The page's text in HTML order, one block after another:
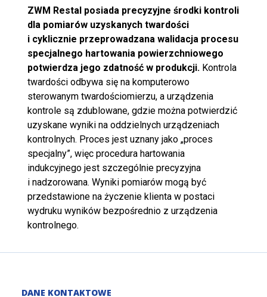
ZWM Restal posiada precyzyjne środki kontroli
dla pomiarów uzyskanych twardości
i cyklicznie przeprowadzana walidacja procesu
specjalnego hartowania powierzchniowego
potwierdza jego zdatność w produkcji.Kontrola
twardości odbywa się na komputerowo
sterowanym twardościomierzu, a urządzenia
kontrole są zdublowane, gdzie można potwierdzić
uzyskane wyniki na oddzielnych urządzeniach
kontrolnych. Proces jest uznany jako „proces
specjalny”, więc procedura hartowania
indukcyjnego jest szczególnie precyzyjna
i nadzorowana. Wyniki pomiarów mogą być
przedstawione na życzenie klienta w postaci
wydruku wyników bezpośrednio z urządzenia
kontrolnego.
DANE KONTAKTOWE